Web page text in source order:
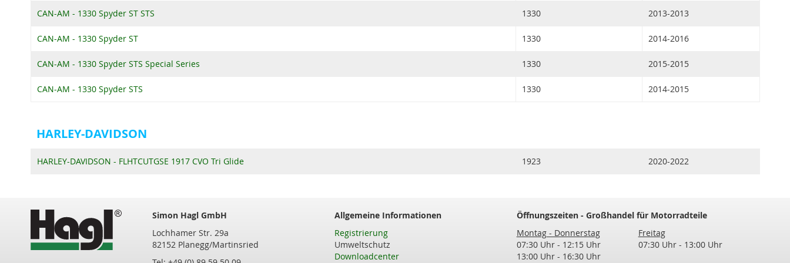
CAN-AM - 1330 Spyder ST STS 1330 2013-2013
CAN-AM - 1330 Spyder ST 1330 2014-2016
CAN-AM - 1330 Spyder STS Special Series 1330 2015-2015
CAN-AM - 1330 Spyder STS 1330 2014-2015
HARLEY-DAVIDSON
HARLEY-DAVIDSON - FLHTCUTGSE 1917 CVO Tri Glide 1923 2020-2022
Simon Hagl GmbH
Lochhamer Str. 29a
82152 Planegg/Martinsried
Allgemeine Informationen
Registrierung
Umweltschutz
Downloadcenter
Öffnungszeiten - Großhandel für Motorradteile
Montag - Donnerstag
Freitag
07:30 Uhr - 12:15 Uhr
13:00 Uhr - 16:30 Uhr
07:30 Uhr - 13:00 Uhr